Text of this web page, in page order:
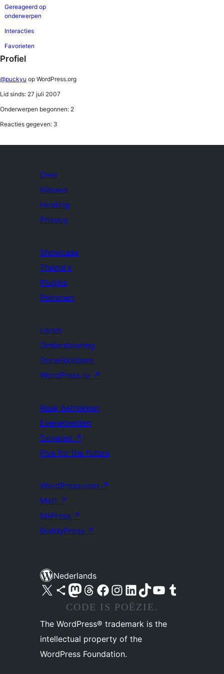
Gereageerd op
onderwerpen
Interacties
Favorieten
Profiel
@puckyu op WordPress.org
Lid sinds: 27 juli 2007
Onderwerpen begonnen: 2
Reacties gegeven: 3
Over
Nieuws
Hosting
Privacy
Showcase
Thema's
Plugins
Patronen
Leren
Ondersteuning
Ontwikkelaars
WordPress.tv ↗
Raak betrokken
Evenementen
Doneren ↗
Five for the Future
WordPress.com ↗
Matt ↗
bbPress ↗
BuddyPress ↗
Nederlands
Bezoek ons X (voorheen Twitter) account
Bezoek ons Bluesky account
Bezoek ons Mastodon account
Bezoek ons Threads account
Onze Facebook pagina bezoeken
Bezoek ons Instagram account
Bezoek ons LinkedIn account
Bezoek ons TikTok account
Bezoek ons YouTube kanaalBezoek ons Tumblr account
CODE IS POËZIE.
The WordPress® trademark is the
intellectual property of the
WordPress Foundation.